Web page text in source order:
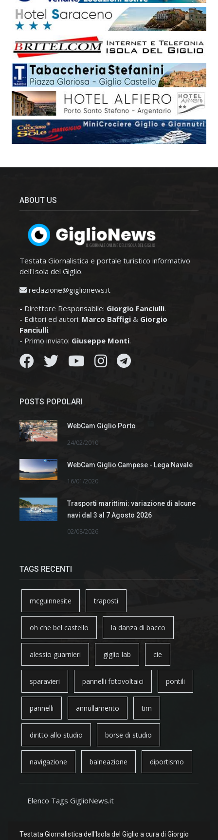
ABOUT US
Testata Giornalistica e portale turistico informativo
dell'Isola del Giglio.
redazione@giglionews.it
- Direttore Responsabile: Giorgio Fanciulli.
- Editori ed autori: Marco Baffigi & Giorgio
Fanciulli.
- Primo inviato: Giuseppe Monti.
POSTS POPOLARI
WebCam Giglio Porto
24/02/2010
WebCam Giglio Campese - Lega Navale
16/01/2020
Trasporti marittimi: variazione di alcune
navi dal 3 al 7 Agosto 2026
02/08/2026
TAGS RECENTI
mcguinnesite traposti
oh che bel castello la danza di bacco
alessio guarnieri giglio lab cie
sparavieri pannelli fotovoltaici pontili
pannelli annullamento tim
diritto allo studio borse di studio
navigazione balneazione diportismo
Elenco Tags GiglioNews.it
Testata Giornalistica dell'Isola del Giglio a cura di Giorgio